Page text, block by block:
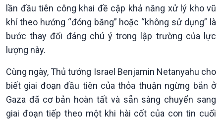
Chính trị
Tin Chính trị
Chính phủ với người dân
Quốc hội với cử tri
Xây dựng đảng
Đảng trong cuộc sống
Nhận diện sự thật
Pháp luật và đời sống
Thế giới
Tin thế giới
Vấn đề quốc tế
Thế giới & Việt Nam
Biên cương - Một dải vững
bền
lần đầu tiên công khai đề cập khả năng xử lý kho vũ
khí theo hướng “đóng băng” hoặc “không sử dụng” là
bước thay đổi đáng chú ý trong lập trường của lực
lượng này.
Cùng ngày, Thủ tướng Israel Benjamin Netanyahu cho
biết giai đoạn đầu tiên của thỏa thuận ngừng bắn ở
Gaza đã cơ bản hoàn tất và sẵn sàng chuyển sang
giai đoạn tiếp theo một khi hài cốt của con tin cuối